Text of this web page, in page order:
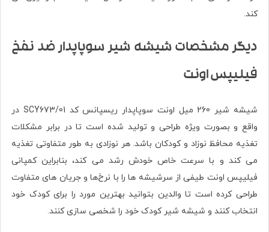
کند.
دیگر مشخصات شیشه شیر سوپاپدار ضد نفخ
فیلیپس اونت
شیشه شیر 260 میل اونت سوپاپدار ریسپانس کد SCY673/01 در
واقع و بصورت ویژه طراحی و تولید شده است تا در برابر مشکلات
تغذیه محافظ نوزاد و کودکان باشد. هر نوزادی به طور متفاوتی تغذیه
می کند و با سرعت خاص خودش رشد می کند، بنابراین کمپانی
فیلیپس اونت طیفی از سرشیشه ها را با نرخ‌ها و جریان های متفاوت
طراحی کرده‌ است تا والدین بتوانید بهترین مورد را برای کودک خود
انتخاب کنند و شیشه شیر کودک خود را شخصی سازی کنند.